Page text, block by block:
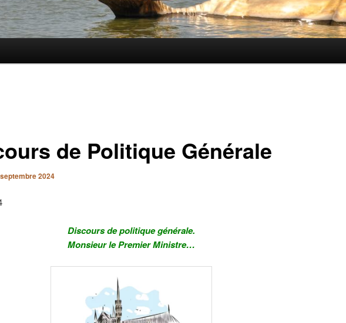
de Politique Générale
2024
Discours de politique générale.
Monsieur le Premier Ministre…